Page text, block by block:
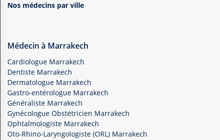
Nos médecins par ville
Médecin à Marrakech
Cardiologue Marrakech
Dentiste Marrakech
Dermatologue Marrakech
Gastro-entérologue Marrakech
Généraliste Marrakech
Gynécologue Obstétricien Marrakech
Ophtalmologiste Marrakech
Oto-Rhino-Laryngologiste (ORL) Marrakech